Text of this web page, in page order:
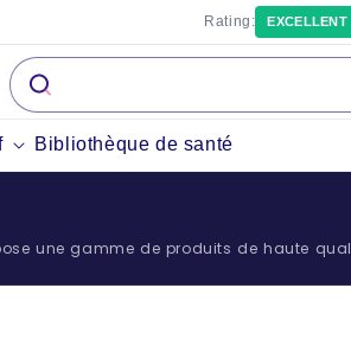
Bibliothèque de santé
Rating: EXCELLENT
une gamme de produits de haute